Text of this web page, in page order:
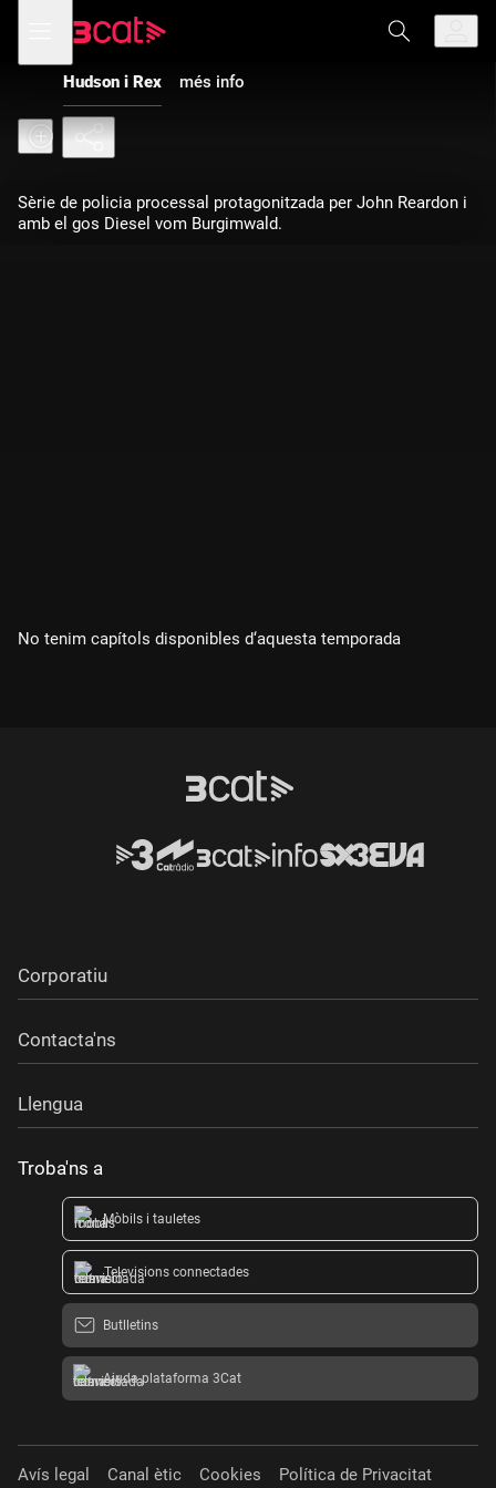
navegació
principal
menú
de
Hudson i Rex més info
Sèrie de policia processal protagonitzada per John Reardon i
amb el gos Diesel vom Burgimwald.
No tenim capítols disponibles d‘aquesta temporada
Corporatiu
Contacta'ns
Llengua
Troba'ns a
Mòbils i tauletes
Televisions connectades
Butlletins
Ajuda plataforma 3Cat
Avís legal Canal ètic Cookies Política de Privacitat